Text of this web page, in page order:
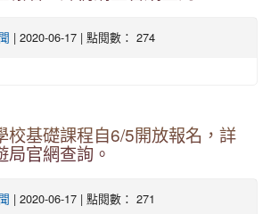
| 2020-06-17 | 點閱數： 274
校基礎課程自6/5開放報名，詳
局官網查詢。
| 2020-06-17 | 點閱數： 271